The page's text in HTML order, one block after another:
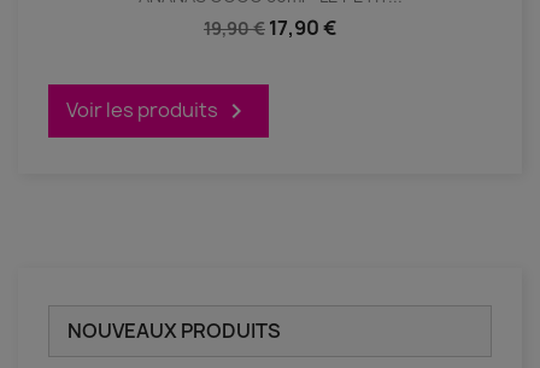
19,90 € 17,90 €
Voir les produits 
NOUVEAUX PRODUITS